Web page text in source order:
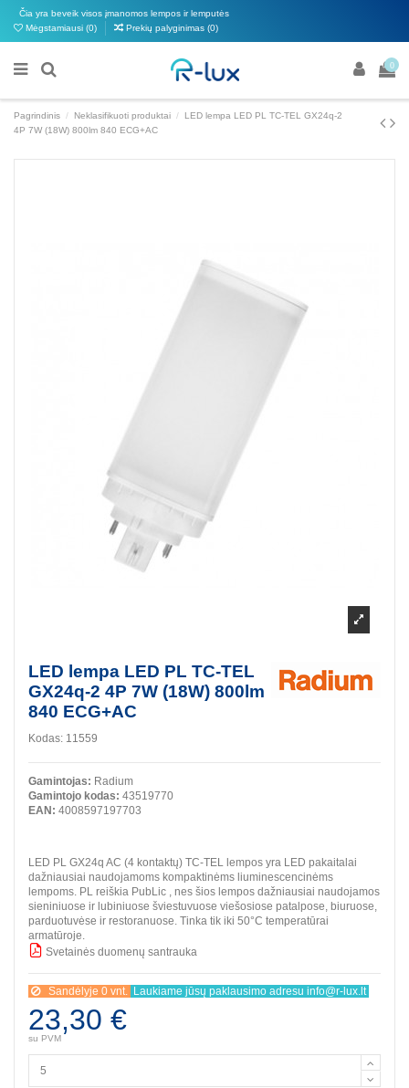
Čia yra beveik visos įmanomos lempos ir lemputės
Mėgstamiausi (0) Prekių palyginimas (0)
0
Pagrindinis Neklasifikuoti produktai
LED lempa LED PL TC-TEL GX24q-2
4P 7W (18W) 800lm 840 ECG+AC
LED lempa LED PL TC-TEL
GX24q-2 4P 7W (18W) 800lm
840 ECG+AC
Kodas: 11559
Gamintojas: Radium
Gamintojo kodas: 43519770
EAN: 4008597197703
LED PL GX24q AC (4 kontaktų) TC-TEL lempos yra LED pakaitalai
dažniausiai naudojamoms kompaktinėms liuminescencinėms
lempoms. PL reiškia PubLic , nes šios lempos dažniausiai naudojamos
sieniniuose ir lubiniuose šviestuvuose viešosiose patalpose, biuruose,
parduotuvėse ir restoranuose. Tinka tik iki 50°C temperatūrai
armatūroje.
Svetainės duomenų santrauka
Sandėlyje 0 vnt. Laukiame jūsų paklausimo adresu info@r-lux.lt
23,30 €
su PVM